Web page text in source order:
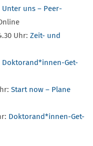
Unter uns – Peer-
Uhr: Zeit- und
Doktorand*innen-Get-
Start now – Plane
Doktorand*innen-Get-